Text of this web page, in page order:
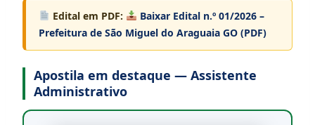
Edital em PDF:
Baixar Edital n.º 01/2026 –
Prefeitura de São Miguel do Araguaia GO (PDF)
Apostila em destaque — Assistente
Administrativo